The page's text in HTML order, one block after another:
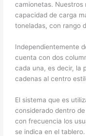
camionetas.
capacidad de carga
toneladas, con rango
Independientemente
cuenta con dos
cada una, es decir, la
cadenas al centro
El sistema que es
considerado dentro
con frecuencia los
se indica en el tablero.